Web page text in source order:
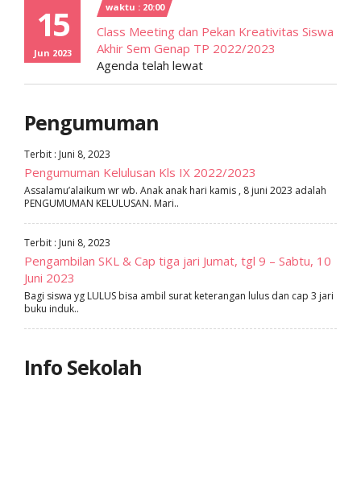
15
Jun 2023
waktu : 20:00
Class Meeting dan Pekan Kreativitas Siswa
Akhir Sem Genap TP 2022/2023
Agenda telah lewat
Pengumuman
Terbit : Juni 8, 2023
Pengumuman Kelulusan Kls IX 2022/2023
Assalamu’alaikum wr wb. Anak anak hari kamis , 8 juni 2023 adalah
PENGUMUMAN KELULUSAN. Mari..
Terbit : Juni 8, 2023
Pengambilan SKL & Cap tiga jari Jumat, tgl 9 – Sabtu, 10
Juni 2023
Bagi siswa yg LULUS bisa ambil surat keterangan lulus dan cap 3 jari
buku induk..
Info Sekolah